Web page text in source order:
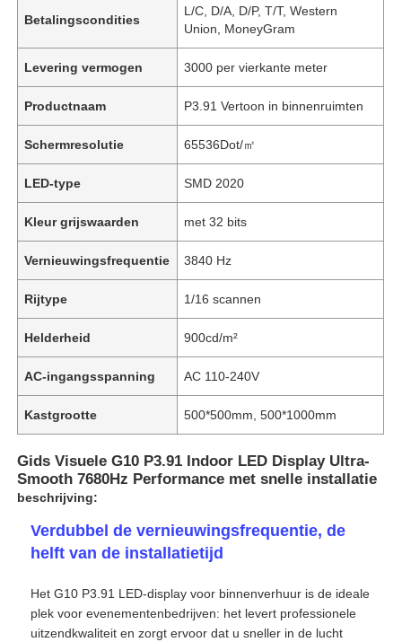
Betalingscondities
L/C, D/A, D/P, T/T, Western
Union, MoneyGram
Levering vermogen 3000 per vierkante meter
Productnaam P3.91 Vertoon in binnenruimten
Schermresolutie 65536Dot/㎡
LED-type SMD 2020
Kleur grijswaarden met 32 bits
Vernieuwingsfrequentie 3840 Hz
Rijtype 1/16 scannen
Helderheid 900cd/m²
AC-ingangsspanning AC 110-240V
Kastgrootte 500*500mm, 500*1000mm
Gids Visuele G10 P3.91 Indoor LED Display Ultra-
Smooth 7680Hz Performance met snelle installatie
beschrijving:
Verdubbel de vernieuwingsfrequentie, de
helft van de installatietijd
Het G10 P3.91 LED-display voor binnenverhuur is de ideale
plek voor evenementenbedrijven: het levert professionele
uitzendkwaliteit en zorgt ervoor dat u sneller in de lucht